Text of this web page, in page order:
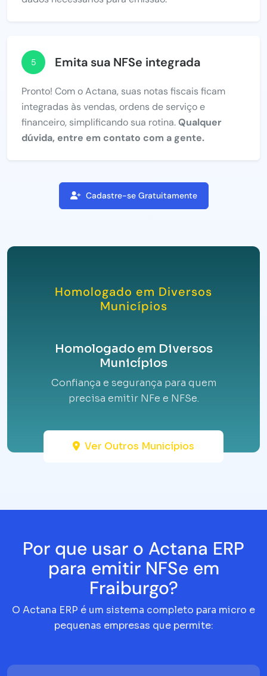
5 Emita sua NFSe integrada
Pronto! Com o Actana, suas notas fiscais ficam
integradas às vendas, ordens de serviço e
financeiro, simplificando sua rotina.Qualquer
dúvida, entre em contato com a gente.
Cadastre-se Gratuitamente
Homologado em Diversos
Municípios
Homologado em Diversos
Municípios
Confiança e segurança para quem
precisa emitir NFe e NFSe.
Ver Outros Municípios
Por que usar o Actana ERP
para emitir NFSe em
Fraiburgo?
O Actana ERP é um sistema completo para micro e
pequenas empresas que permite: